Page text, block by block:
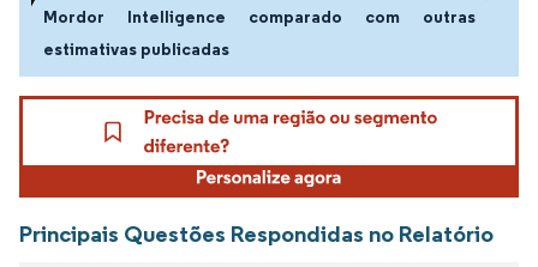
Mordor Intelligence comparado com outras
estimativas publicadas
Principais Questões Respondidas no Relatório